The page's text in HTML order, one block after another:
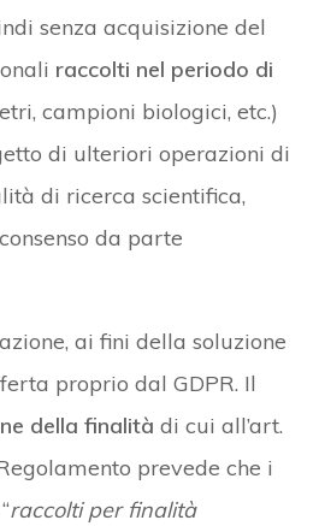
senza acquisizione del
raccolti nel periodo di
campioni biologici, etc.)
di ulteriori operazioni di
di ricerca scientifica,
da parte
ai fini della soluzione
proprio dal GDPR. Il
della finalità di cui all’art.
prevede che i
raccolti per finalità